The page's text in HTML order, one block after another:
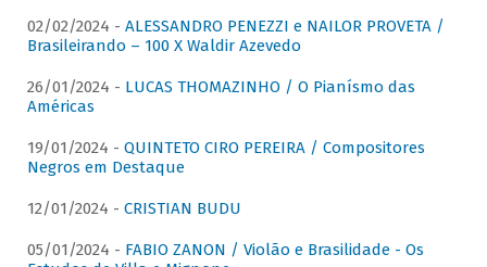
02/02/2024 - ALESSANDRO PENEZZI e NAILOR PROVETA /
Brasileirando – 100 X Waldir Azevedo
26/01/2024 - LUCAS THOMAZINHO / O Pianísmo das
Américas
19/01/2024 - QUINTETO CIRO PEREIRA / Compositores
Negros em Destaque
12/01/2024 - CRISTIAN BUDU
05/01/2024 - FABIO ZANON / Violão e Brasilidade - Os